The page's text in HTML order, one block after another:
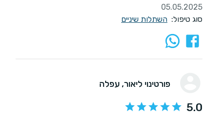
05.05.2025
סוג טיפול: השתלות שיניים
פורטינוי ליאור, עפלה
5.0